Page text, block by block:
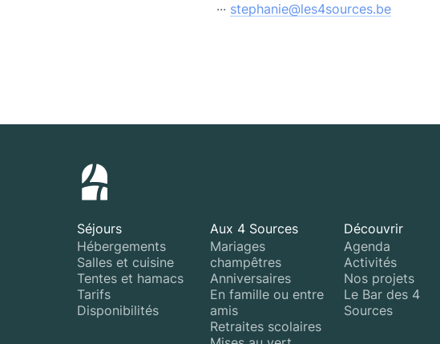
··· stephanie@les4sources.be
Séjours
Hébergements
Salles et cuisine
Tentes et hamacs
Tarifs
Disponibilités
Aux 4 Sources
Mariages
champêtres
Anniversaires
En famille ou entre
amis
Retraites scolaires
Découvrir
Agenda
Activités
Nos projets
Le Bar des 4
Sources